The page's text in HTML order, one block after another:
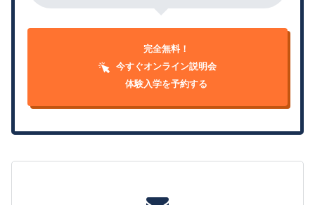
完全無料！
今すぐオンライン説明会
体験入学を予約する